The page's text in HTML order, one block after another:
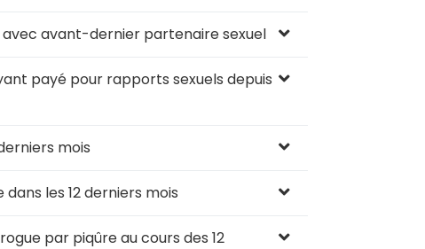
avant-dernier partenaire sexuel
payé pour rapports sexuels depuis
mois
les 12 derniers mois
par piqûre au cours des 12